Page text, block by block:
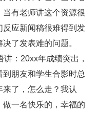
有老师讲这个资源很
应新闻稿很难得到发
了发表难的问题。
：20xx年成绩突出，
朋友和学生合影时总
了，怎么走？我认
一名快乐的，幸福的